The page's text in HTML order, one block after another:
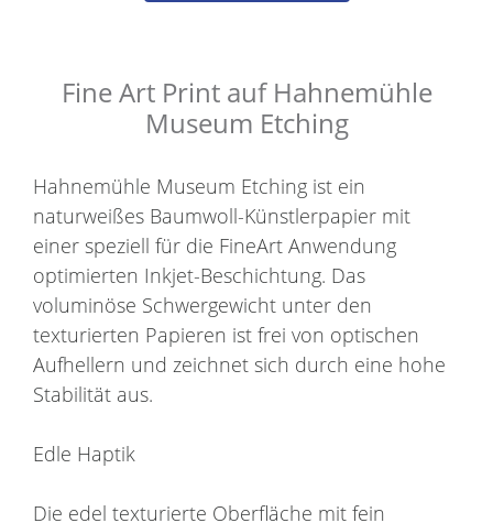
Fine Art Print auf Hahnemühle
Museum Etching
Hahnemühle Museum Etching ist ein
naturweißes Baumwoll-Künstlerpapier mit
einer speziell für die FineArt Anwendung
optimierten Inkjet-Beschichtung. Das
voluminöse Schwergewicht unter den
texturierten Papieren ist frei von optischen
Aufhellern und zeichnet sich durch eine hohe
Stabilität aus.
Edle Haptik
Die edel texturierte Oberfläche mit fein